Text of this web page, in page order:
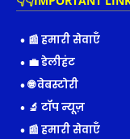
📰 हमारी सेवाएँ
💼 डेलीहंट
🌐 वेबस्टोरी
🔬 टॉप न्यूज़
📰 हमारी सेवाएँ